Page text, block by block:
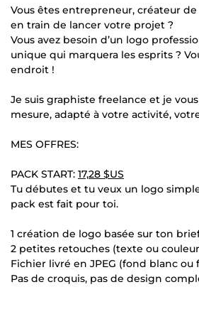
Vous êtes entrepreneur, créateur
en train de lancer votre projet ?
Vous avez besoin d’un logo
unique qui marquera les esprits ?
endroit !
Je suis graphiste freelance et je
mesure, adapté à votre activité,
MES OFFRES:
PACK START: 17,28 $US
Tu débutes et tu veux un logo
pack est fait pour toi.
1 création de logo basée sur ton
2 petites retouches (texte ou
Fichier livré en JPEG (fond blanc ou
Pas de croquis, pas de design